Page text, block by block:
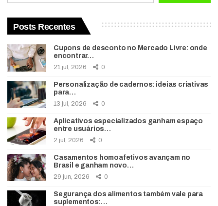
Posts Recentes
Cupons de desconto no Mercado Livre: onde
encontrar…
21 jul, 2026 0
Personalização de cadernos: ideias criativas
para…
13 jul, 2026 0
Aplicativos especializados ganham espaço
entre usuários…
2 jul, 2026 0
Casamentos homoafetivos avançam no
Brasil e ganham novo…
29 jun, 2026 0
Segurança dos alimentos também vale para
suplementos:…